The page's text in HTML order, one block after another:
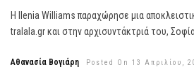
Η Ilenia Williams παραχώρησε μια
tralala.gr και στην αρχισυντάκτριά του, Σοφία
Αθανασία Βογιάρη Posted On 13 Απριλίου,